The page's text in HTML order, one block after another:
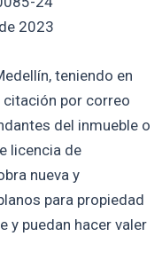
2023
teniendo en
por correo
del inmueble o
licencia de
nueva y
para propiedad
y puedan hacer valer